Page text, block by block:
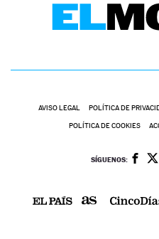
AVISO LEGAL POLÍTICA DE
POLÍTICA DE COOKIES
SÍGUENOS: